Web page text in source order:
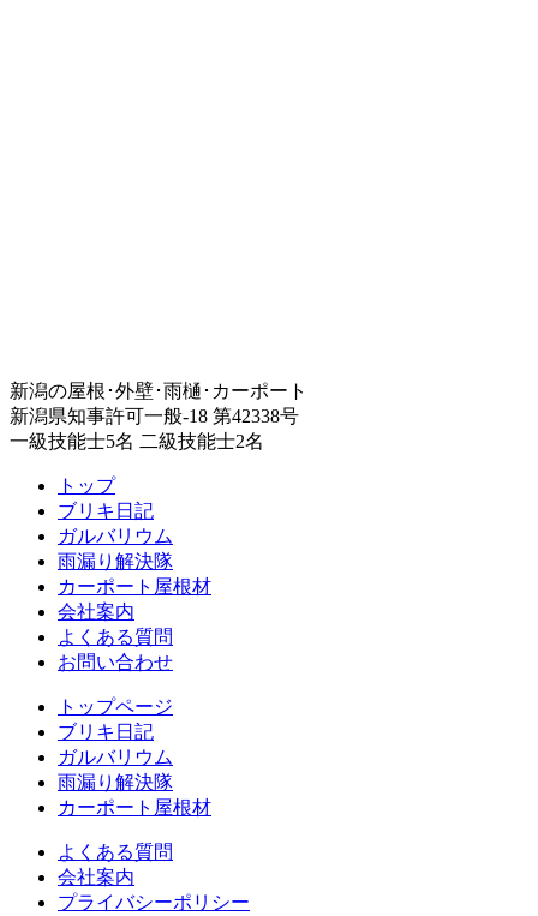
新潟の屋根･外壁･雨樋･カーポート
新潟県知事許可一般-18 第42338号
一級技能士5名 二級技能士2名
トップ
ブリキ日記
ガルバリウム
雨漏り解決隊
カーポート屋根材
会社案内
よくある質問
お問い合わせ
トップページ
ブリキ日記
ガルバリウム
雨漏り解決隊
カーポート屋根材
よくある質問
会社案内
プライバシーポリシー